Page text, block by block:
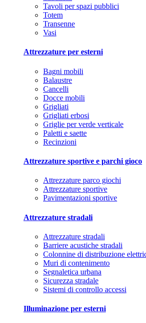
Tavoli per spazi pubblici
Totem
Transenne
Vasi
Attrezzature per esterni
Bagni mobili
Balaustre
Cancelli
Docce mobili
Grigliati
Grigliati erbosi
Griglie per verde verticale
Paletti e saette
Recinzioni
Attrezzature sportive e parchi gioco
Attrezzature parco giochi
Attrezzature sportive
Pavimentazioni sportive
Attrezzature stradali
Attrezzature stradali
Barriere acustiche stradali
Colonnine di distribuzione
Muri di contenimento
Segnaletica urbana
Sicurezza stradale
Sistemi di controllo accessi
Illuminazione per esterni